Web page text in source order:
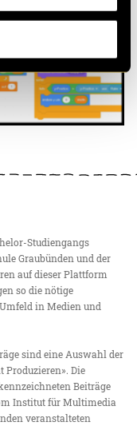
Studiengangs
Graubünden und der
auf dieser Plattform
so die nötige
in Medien und
sind eine Auswahl der
Produzieren». Die
Beiträge
Institut für Multimedia
veranstalteten